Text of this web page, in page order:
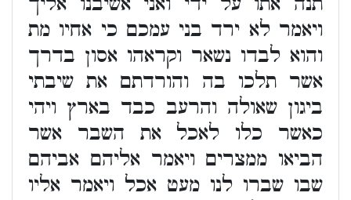
ויאמר לא ירד בני עמכם כי אחיו מת
והוא לבדו נשאר וקראהו אסון בדרך
אשר תלכו בה והורדתם את שיבתי
ביגון שאולה והרעב כבד בארץ ויהי
כאשר כלו לאכל את השבר אשר
הביאו ממצרים ויאמר אליהם אביהם
שבו שברו לנו מעט אכל ויאמר אליו